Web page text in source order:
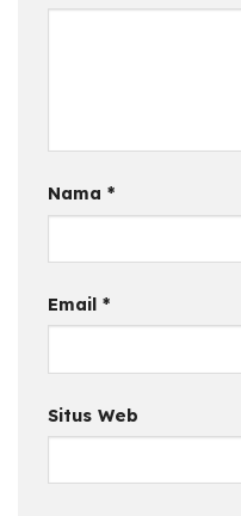
Nama *
Email *
Situs Web